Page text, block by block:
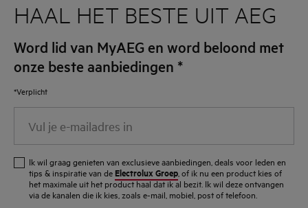
HAAL HET BESTE UIT AEG
Word lid van MyAEG en word beloond met
onze beste aanbiedingen *
*Verplicht
mailadres
Ik wil graag genieten van exclusieve aanbiedingen, deals voor leden en
tips & inspiratie van de Electrolux Groep , of ik nu een product kies of
het maximale uit het product haal dat ik al bezit. Ik wil deze ontvangen
via de kanalen die ik kies, zoals e-mail, mobiel, post of telefoon.